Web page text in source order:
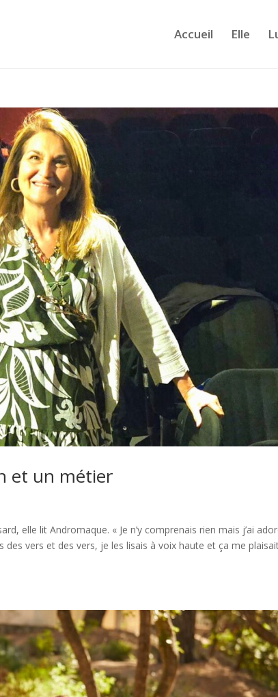
Accueil Elle
et un métier
elle lit Andromaque. « Je n’y comprenais rien mais j’ai
des vers et des vers, je les lisais à voix haute et ça me